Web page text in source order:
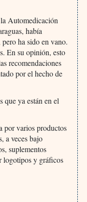
Automedicación
había
ha sido en vano.
En su opinión, esto
recomendaciones
por el hecho de
que ya están en el
por varios productos
a veces bajo
suplementos
logotipos y gráficos